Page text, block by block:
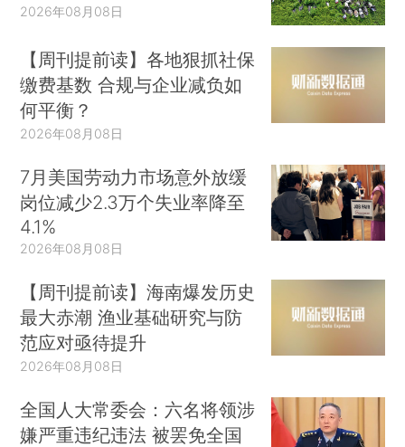
2026年08月08日
【周刊提前读】各地狠抓社保
缴费基数 合规与企业减负如
何平衡？
2026年08月08日
7月美国劳动力市场意外放缓
岗位减少2.3万个失业率降至
4.1%
2026年08月08日
【周刊提前读】海南爆发历史
最大赤潮 渔业基础研究与防
范应对亟待提升
2026年08月08日
全国人大常委会：六名将领涉
嫌严重违纪违法 被罢免全国